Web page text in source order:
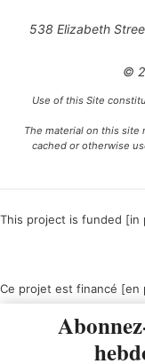
538 Elizabeth
©
Use of this Site
The material on this site
cached or otherwise
This project is funded [in
Ce projet est financé [en